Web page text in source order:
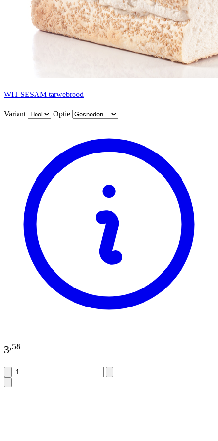
WIT SESAM tarwebrood
Variant Optie
3,58